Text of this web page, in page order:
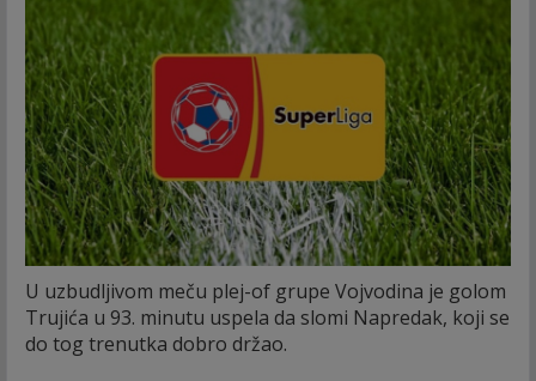
U uzbudljivom meču plej-of grupe Vojvodina je golom
Trujića u 93. minutu uspela da slomi Napredak, koji se
do tog trenutka dobro držao.